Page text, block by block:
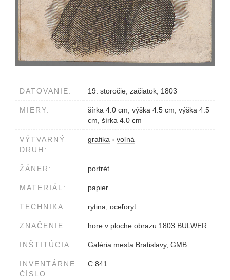
DATOVANIE: 19. storočie, začiatok, 1803
MIERY:
šírka 4.0 cm, výška 4.5 cm, výška 4.5
cm, šírka 4.0 cm
VÝTVARNÝ
DRUH:
grafika › voľná
ŽÁNER: portrét
MATERIÁL: papier
TECHNIKA: rytina, oceľoryt
ZNAČENIE: hore v ploche obrazu 1803 BULWER
INŠTITÚCIA: Galéria mesta Bratislavy, GMB
INVENTÁRNE
ČÍSLO:
C 841